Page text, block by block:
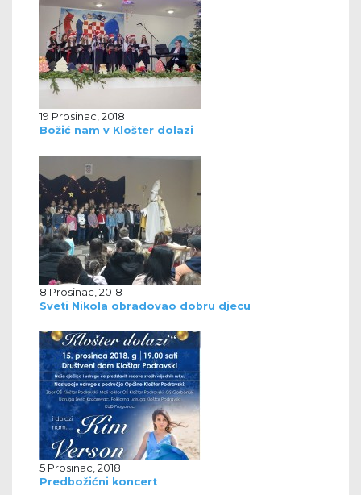
19 Prosinac, 2018
Božić nam v Klošter dolazi
8 Prosinac, 2018
Sveti Nikola obradovao dobru djecu
5 Prosinac, 2018
Predbožićni koncert